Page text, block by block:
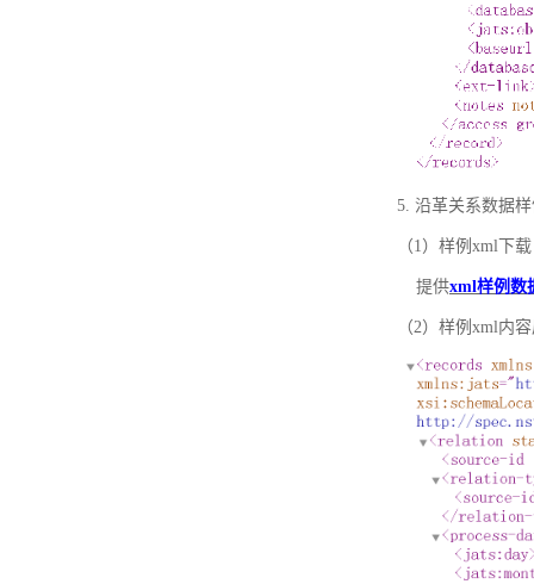
5. 沿革关系数据
（1）样例xml下载
提供xml样例数
（2）样例xml内